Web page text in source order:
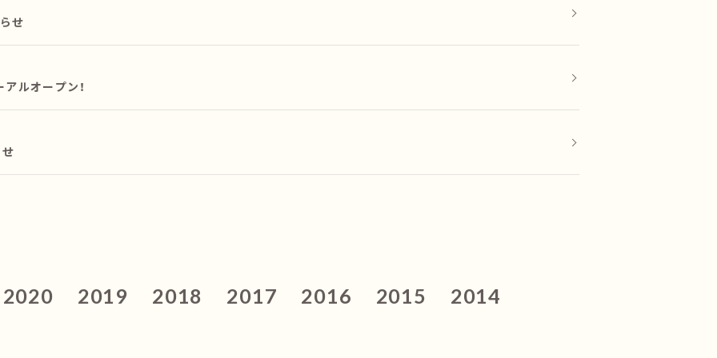
せ
ルオープン！
2020 2019 2018 2017 2016 2015 2014